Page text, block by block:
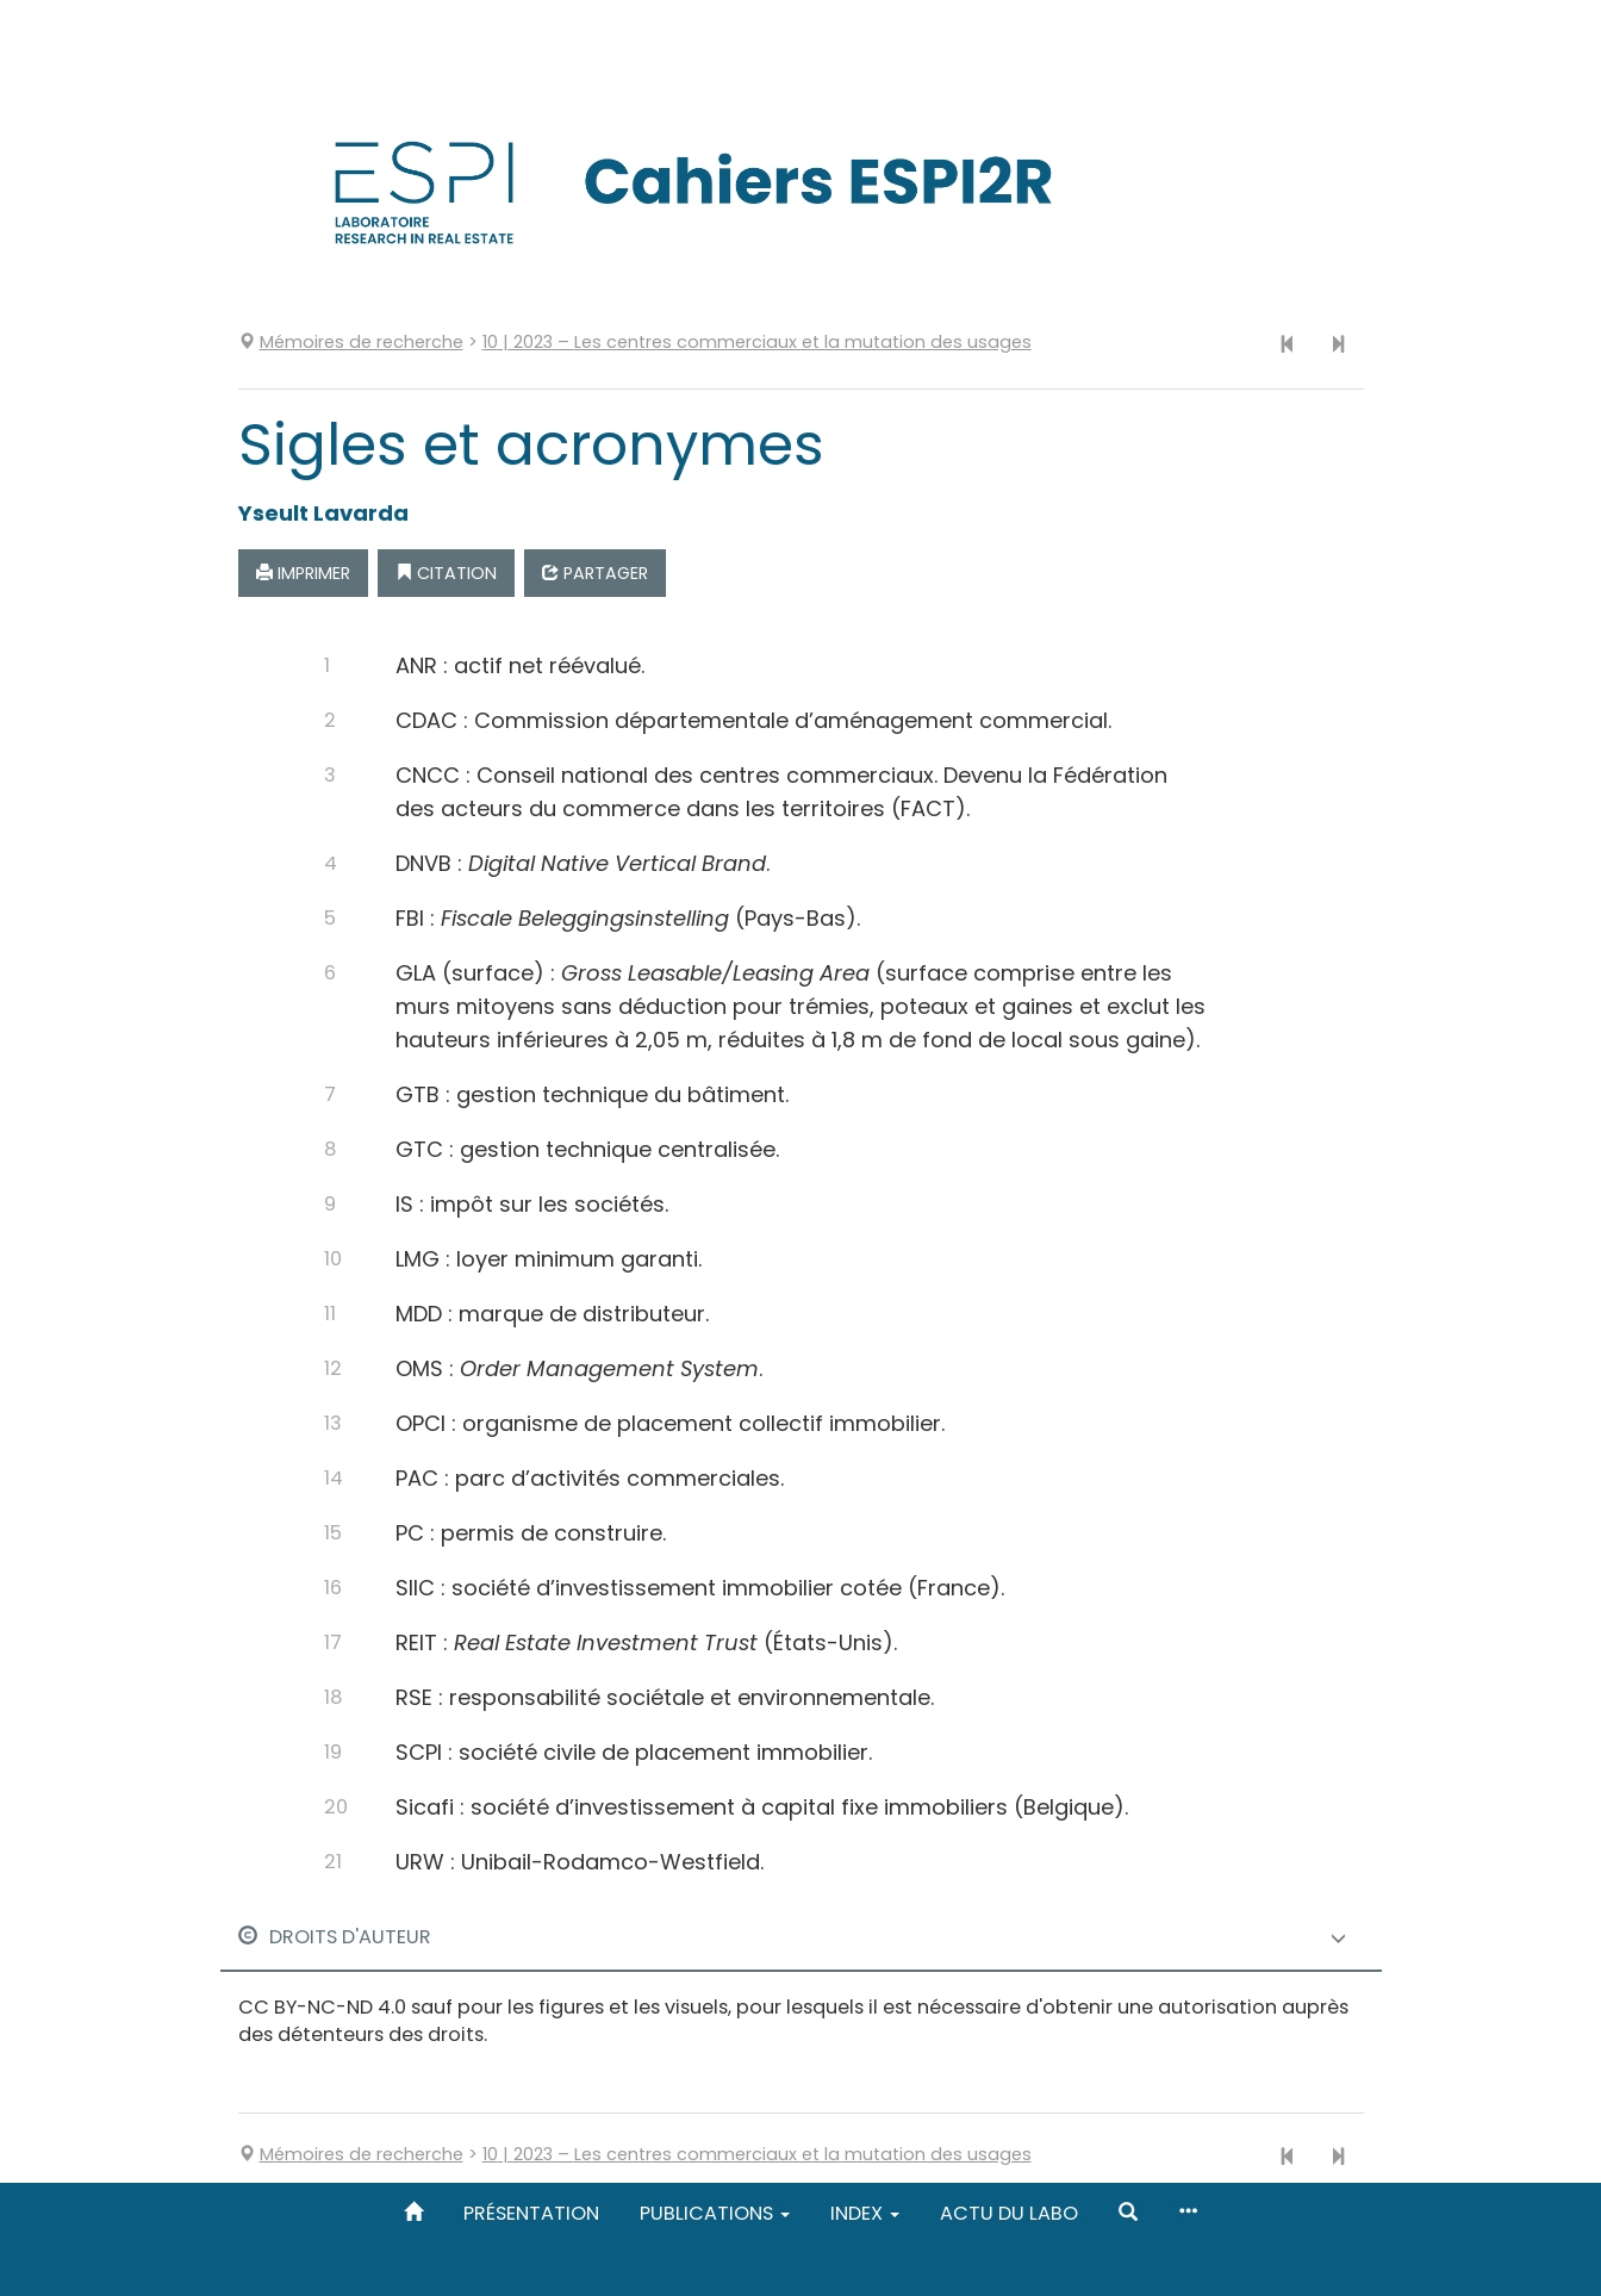
PRÉSENTATION PUBLICATIONS INDEX ACTU DU LABO
Mémoires de recherche > 10 | 2023 – Les centres commerciaux et la mutation des usages
Sigles et acronymes
Yseult Lavarda
IMPRIMER CITATION PARTAGER
ANR : actif net réévalué.
CDAC : Commission départementale d’aménagement commercial.
CNCC : Conseil national des centres commerciaux. Devenu la Fédération
des acteurs du commerce dans les territoires (FACT).
DNVB : Digital Native Vertical Brand.
FBI : Fiscale Beleggingsinstelling (Pays-Bas).
GLA (surface) : Gross Leasable/Leasing Area (surface comprise entre les
murs mitoyens sans déduction pour trémies, poteaux et gaines et exclut les
hauteurs inférieures à 2,05 m, réduites à 1,8 m de fond de local sous gaine).
GTB : gestion technique du bâtiment.
GTC : gestion technique centralisée.
IS : impôt sur les sociétés.
LMG : loyer minimum garanti.
MDD : marque de distributeur.
OMS : Order Management System.
OPCI : organisme de placement collectif immobilier.
PAC : parc d’activités commerciales.
PC : permis de construire.
SIIC : société d’investissement immobilier cotée (France).
REIT : Real Estate Investment Trust (États-Unis).
RSE : responsabilité sociétale et environnementale.
SCPI : société civile de placement immobilier.
Sicafi : société d’investissement à capital fixe immobiliers (Belgique).
URW : Unibail-Rodamco-Westfield.
DROITS D'AUTEUR
CC BY-NC-ND 4.0 sauf pour les figures et les visuels, pour lesquels il est nécessaire d'obtenir une autorisation auprès
des détenteurs des droits.
Mémoires de recherche > 10 | 2023 – Les centres commerciaux et la mutation des usages